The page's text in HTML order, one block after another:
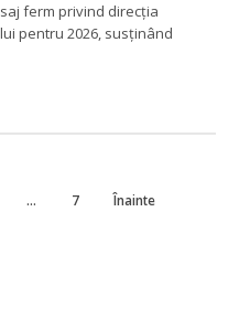
ferm privind direcția
pentru 2026, susținând
… 7 Înainte